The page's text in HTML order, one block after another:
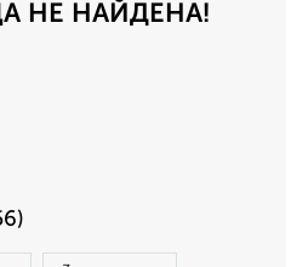
НЕ НАЙДЕНА!